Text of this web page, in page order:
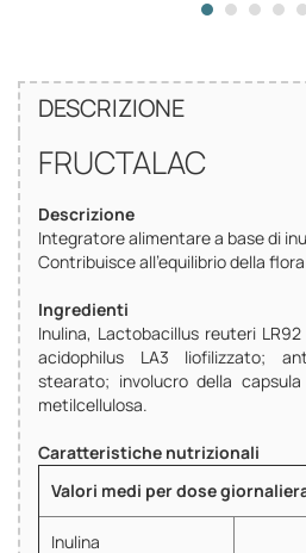
DESCRIZIONE
FRUCTALAC
Descrizione
Integratore alimentare a base di
Contribuisce all'equilibrio della
Ingredienti
Inulina, Lactobacillus reuteri
acidophilus LA3 liofilizzato;
stearato; involucro della
metilcellulosa.
Caratteristiche nutrizionali
Valori medi per dose
Inulina